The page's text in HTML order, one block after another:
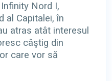
Nord I,
al Capitalei, în
atras atât interesul
câştig din
care vor să